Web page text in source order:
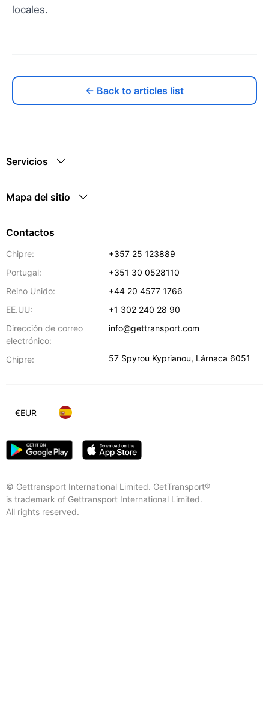
locales.
← Back to articles list
Servicios
Mapa del sitio
Contactos
Chipre:
+357 25 123889
Portugal:
+351 30 0528110
Reino Unido:
+44 20 4577 1766
EE.UU:
+1 302 240 28 90
Dirección de correo
electrónico:
info@gettransport.com
Chipre: 57 Spyrou Kyprianou, Lárnaca 6051
© Gettransport International Limited. GetTransport®
is trademark of Gettransport International Limited.
All rights reserved.
€EUR